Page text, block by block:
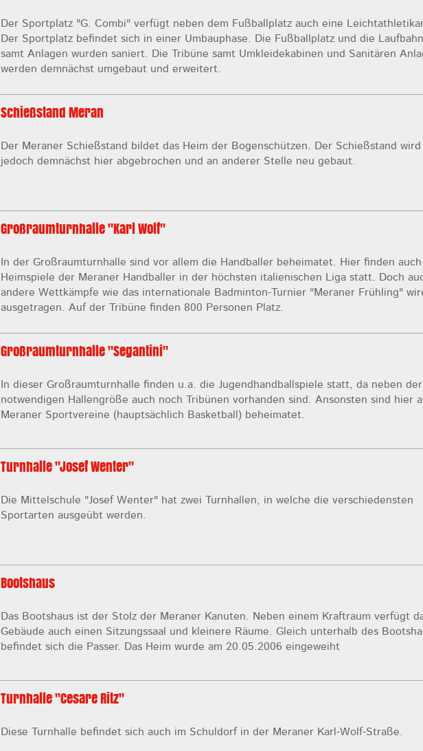
Der Sportplatz "G. Combi" verfügt neben dem Fußballplatz auch eine
Der Sportplatz befindet sich in einer Umbauphase. Die Fußballplatz und die
samt Anlagen wurden saniert. Die Tribüne samt Umkleidekabinen und Sanitären
werden demnächst umgebaut und erweitert.
Schießstand Meran
Der Meraner Schießstand bildet das Heim der Bogenschützen. Der Schießstand wird
jedoch demnächst hier abgebrochen und an anderer Stelle neu gebaut.
Großraumturnhalle "Karl Wolf"
In der Großraumturnhalle sind vor allem die Handballer beheimatet. Hier finden
Heimspiele der Meraner Handballer in der höchsten italienischen Liga statt. Doch
andere Wettkämpfe wie das internationale Badminton-Turnier "Meraner Frühling"
ausgetragen. Auf der Tribüne finden 800 Personen Platz.
Großraumturnhalle "Segantini"
In dieser Großraumturnhalle finden u.a. die Jugendhandballspiele statt, da neben der
notwendigen Hallengröße auch noch Tribünen vorhanden sind. Ansonsten sind hier
Meraner Sportvereine (hauptsächlich Basketball) beheimatet.
Turnhalle "Josef Wenter"
Die Mittelschule "Josef Wenter" hat zwei Turnhallen, in welche die verschiedensten
Sportarten ausgeübt werden.
Bootshaus
Das Bootshaus ist der Stolz der Meraner Kanuten. Neben einem Kraftraum verfügt
Gebäude auch einen Sitzungssaal und kleinere Räume. Gleich unterhalb des
befindet sich die Passer. Das Heim wurde am 20.05.2006 eingeweiht
Turnhalle "Cesare Ritz"
Diese Turnhalle befindet sich auch im Schuldorf in der Meraner Karl-Wolf-Straße.